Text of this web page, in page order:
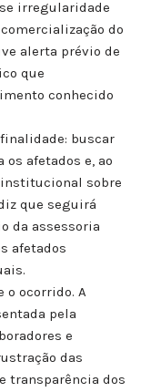
irregularidade
do
alerta prévio de
que
conhecido
buscar
afetados e, ao
sobre
que seguirá
da assessoria
afetados
o ocorrido. A
pela
e
das
transparência dos